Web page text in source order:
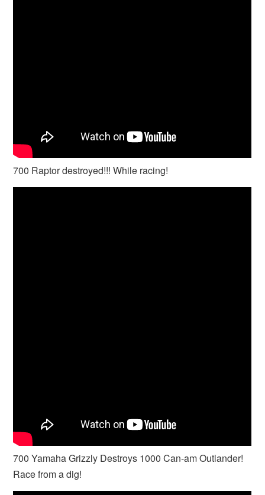
700 Raptor destroyed!!! While racing!
700 Yamaha Grizzly Destroys 1000 Can-am Outlander!
Race from a dig!